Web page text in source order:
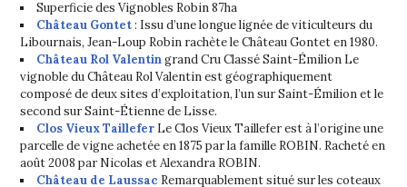
Superficie des Vignobles Robin 87ha
Château Gontet: Issu d’une longue lignée de viticulteurs du
Libournais, Jean-Loup Robin rachète le Château Gontet en 1980.
Château Rol Valentingrand Cru Classé Saint-Émilion Le
vignoble du Château Rol Valentin est géographiquement
composé de deux sites d’exploitation, l’un sur Saint-Émilion et le
second sur Saint-Étienne de Lisse.
Clos Vieux Taillefer Le Clos Vieux Taillefer est à l’origine une
parcelle de vigne achetée en 1875 par la famille ROBIN. Racheté en
août 2008 par Nicolas et Alexandra ROBIN.
Château de Laussac Remarquablement situé sur les coteaux